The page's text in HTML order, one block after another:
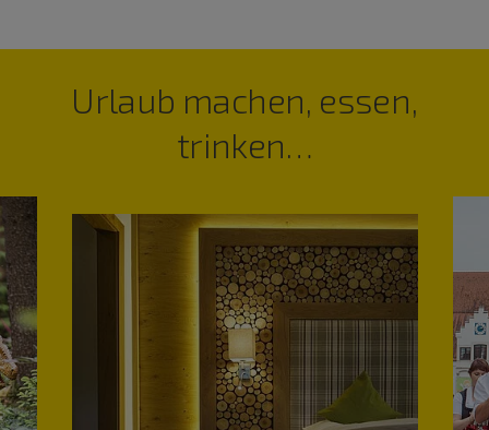
Urlaub machen, essen,
trinken…